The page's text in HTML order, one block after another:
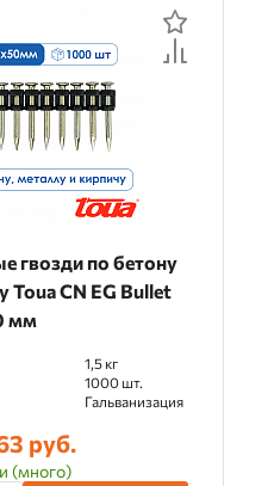
гвозди по бетону
Toua CN EG Bullet
мм
1,5 кг
1000 шт.
Гальванизация
руб.
(много)